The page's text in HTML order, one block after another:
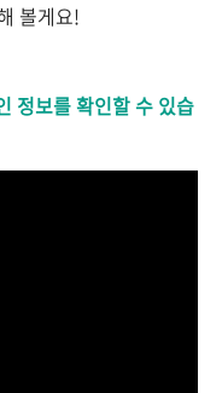
볼게요!
정보를 확인할 수 있습